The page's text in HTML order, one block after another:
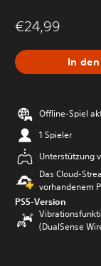
€24,99
In
Offline-Spiel
1 Spieler
Unterstützung
Das Cloud-
vorhandenem
PS5-Version
(DualSense